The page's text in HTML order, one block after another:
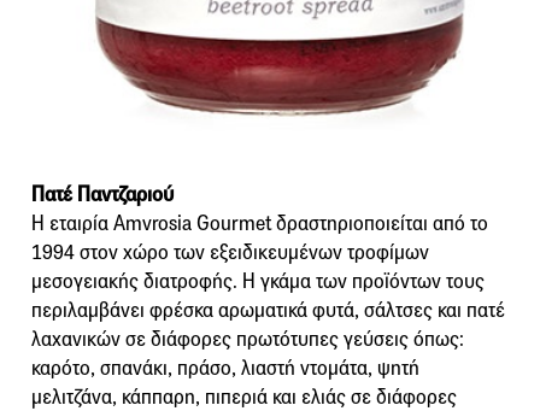
Πατέ Παντζαριού
Η εταιρία Amvrosia Gourmet δραστηριοποιείται από το
1994 στον χώρο των εξειδικευμένων τροφίμων
μεσογειακής διατροφής. Η γκάμα των προϊόντων τους
περιλαμβάνει φρέσκα αρωματικά φυτά, σάλτσες και πατέ
λαχανικών σε διάφορες πρωτότυπες γεύσεις όπως:
καρότο, σπανάκι, πράσο, λιαστή ντομάτα, ψητή
μελιτζάνα, κάππαρη, πιπεριά και ελιάς σε διάφορες